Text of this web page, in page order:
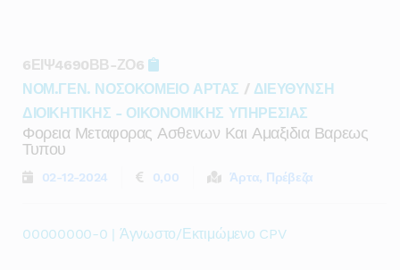
6ΕΙΨ4690ΒΒ-ΖΟ6
ΝΟΜ.ΓΕΝ. ΝΟΣΟΚΟΜΕΙΟ ΑΡΤΑΣ / ΔΙΕΥΘΥΝΣΗ
ΔΙΟΙΚΗΤΙΚΗΣ - ΟΙΚΟΝΟΜΙΚΗΣ ΥΠΗΡΕΣΙΑΣ
Φορεια Μεταφορας Ασθενων Και Αμαξιδια Βαρεως
Τυπου
02-12-2024 0,00 Άρτα, Πρέβεζα
00000000-0 | Άγνωστο/Εκτιμώμενο CPV